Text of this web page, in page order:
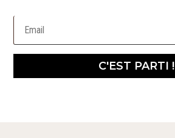
C'EST PARTI !